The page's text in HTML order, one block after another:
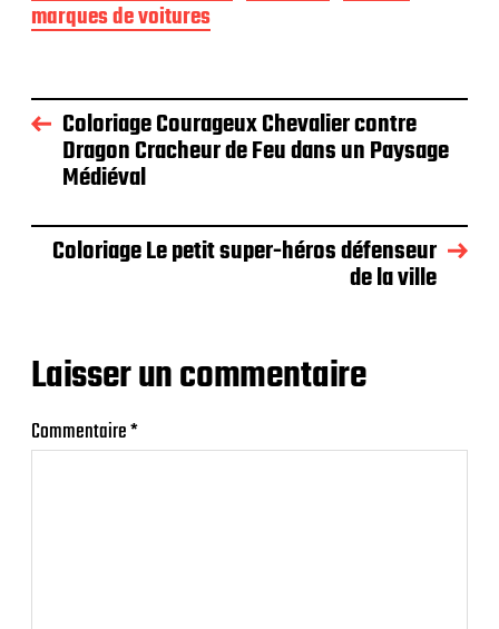
marques de voitures
Coloriage Courageux Chevalier contre
Dragon Cracheur de Feu dans un Paysage
Médiéval
Coloriage Le petit super-héros défenseur
de la ville
Laisser un commentaire
Commentaire*